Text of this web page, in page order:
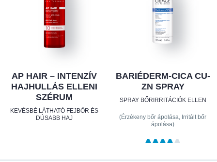
AP HAIR – INTENZÍV
HAJHULLÁS ELLENI
SZÉRUM
KEVÉSBÉ LÁTHATÓ FEJBŐR ÉS
DÚSABB HAJ
BARIÉDERM-CICA CU-
ZN SPRAY
SPRAY BŐRIRRITÁCIÓK ELLEN
(Érzékeny bőr ápolása, Irritált bőr
ápolása)